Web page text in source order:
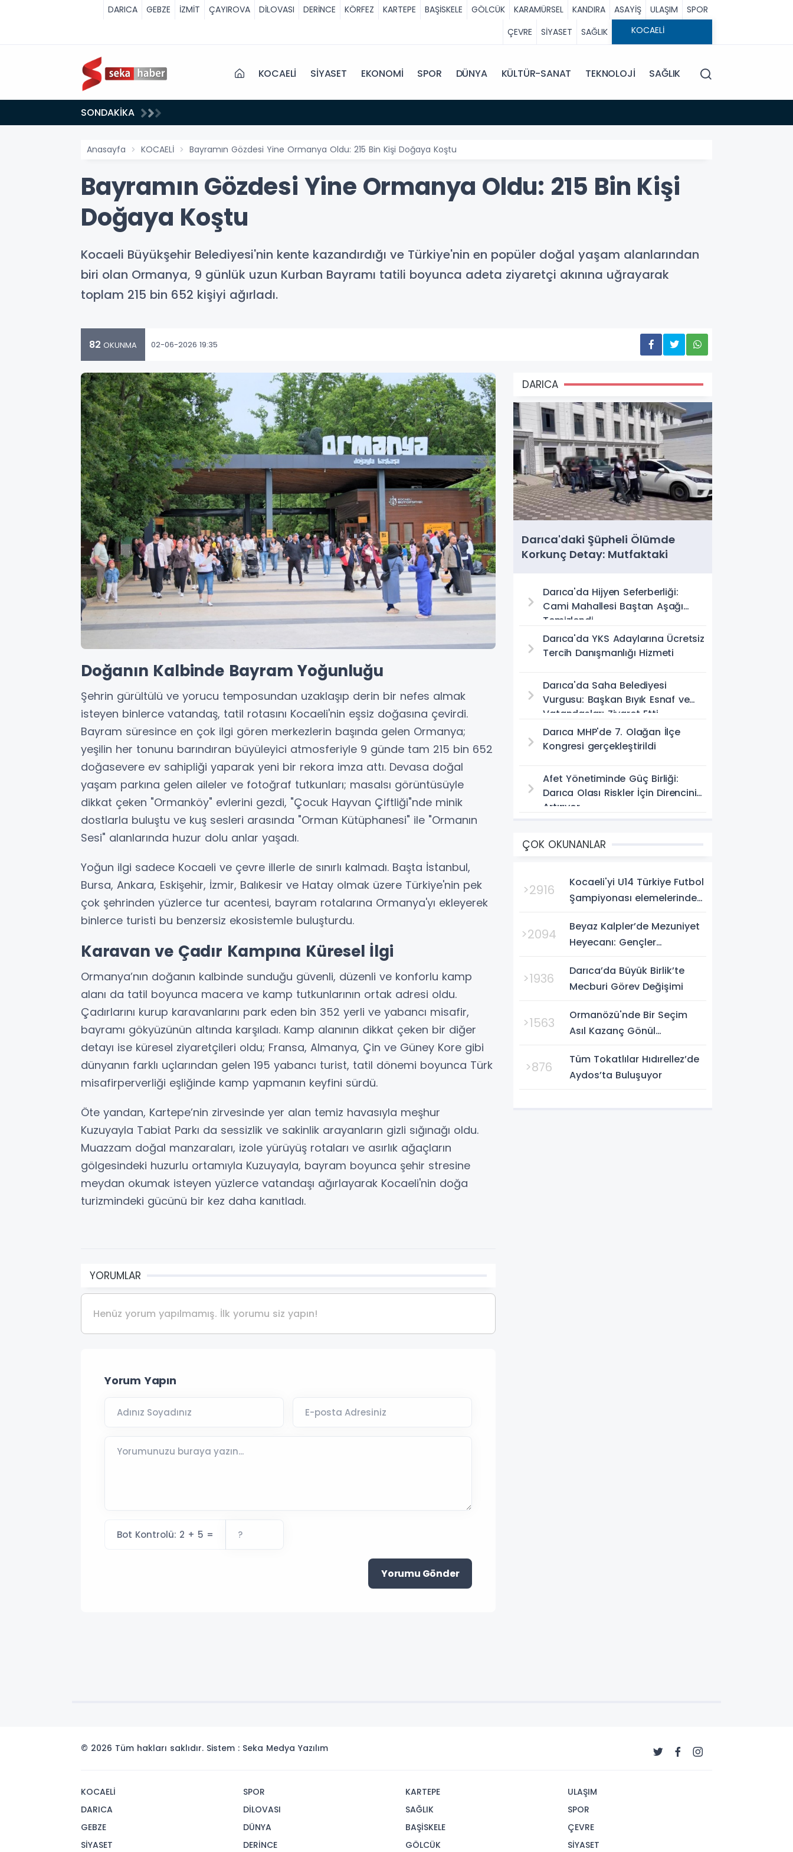
DARICA GEBZE İZMİT ÇAYIROVA DİLOVASI DERİNCE KÖRFEZ KARTEPE BAŞİSKELE GÖLCÜK KARAMÜRSEL KANDIRA ASAYİŞ ULAŞIM
SPOR
ÇEVRE
SİYASET SAĞLIK
KOCAELİ SİYASET EKONOMİ SPOR DÜNYA KÜLTÜR-SANAT TEKNOLOJİ SAĞLIK
SONDAKİKA
Anasayfa KOCAELİ Bayramın Gözdesi Yine Ormanya Oldu: 215 Bin Kişi Doğaya Koştu
Bayramın Gözdesi Yine Ormanya Oldu: 215 Bin Kişi
Doğaya Koştu
Kocaeli Büyükşehir Belediyesi'nin kente kazandırdığı ve Türkiye'nin en popüler doğal yaşam alanlarından
biri olan Ormanya, 9 günlük uzun Kurban Bayramı tatili boyunca adeta ziyaretçi akınına uğrayarak
toplam 215 bin 652 kişiyi ağırladı.
82 OKUNMA 02-06-2026 19:35
Doğanın Kalbinde Bayram Yoğunluğu
Şehrin gürültülü ve yorucu temposundan uzaklaşıp derin bir nefes almak
isteyen binlerce vatandaş, tatil rotasını Kocaeli'nin eşsiz doğasına çevirdi.
Bayram süresince en çok ilgi gören merkezlerin başında gelen Ormanya;
yeşilin her tonunu barındıran büyüleyici atmosferiyle 9 günde tam 215 bin 652
doğasevere ev sahipliği yaparak yeni bir rekora imza attı. Devasa doğal
yaşam parkına gelen aileler ve fotoğraf tutkunları; masalsı görüntüsüyle
dikkat çeken "Ormanköy" evlerini gezdi, "Çocuk Hayvan Çiftliği"nde minik
dostlarla buluştu ve kuş sesleri arasında "Orman Kütüphanesi" ile "Ormanın
Sesi" alanlarında huzur dolu anlar yaşadı.
Yoğun ilgi sadece Kocaeli ve çevre illerle de sınırlı kalmadı. Başta İstanbul,
Bursa, Ankara, Eskişehir, İzmir, Balıkesir ve Hatay olmak üzere Türkiye'nin pek
çok şehrinden yüzlerce tur acentesi, bayram rotalarına Ormanya'yı ekleyerek
binlerce turisti bu benzersiz ekosistemle buluşturdu.
Karavan ve Çadır Kampına Küresel İlgi
Ormanya’nın doğanın kalbinde sunduğu güvenli, düzenli ve konforlu kamp
alanı da tatil boyunca macera ve kamp tutkunlarının ortak adresi oldu.
Çadırlarını kurup karavanlarını park eden bin 352 yerli ve yabancı misafir,
bayramı gökyüzünün altında karşıladı. Kamp alanının dikkat çeken bir diğer
detayı ise küresel ziyaretçileri oldu; Fransa, Almanya, Çin ve Güney Kore gibi
dünyanın farklı uçlarından gelen 195 yabancı turist, tatil dönemi boyunca Türk
misafirperverliği eşliğinde kamp yapmanın keyfini sürdü.
Öte yandan, Kartepe’nin zirvesinde yer alan temiz havasıyla meşhur
Kuzuyayla Tabiat Parkı da sessizlik ve sakinlik arayanların gizli sığınağı oldu.
Muazzam doğal manzaraları, izole yürüyüş rotaları ve asırlık ağaçların
gölgesindeki huzurlu ortamıyla Kuzuyayla, bayram boyunca şehir stresine
meydan okumak isteyen yüzlerce vatandaşı ağırlayarak Kocaeli'nin doğa
turizmindeki gücünü bir kez daha kanıtladı.
YORUMLAR
Henüz yorum yapılmamış. İlk yorumu siz yapın!
Yorum Yapın
Bot Kontrolü: 2 + 5 =
Yorumu Gönder
DARICA
Darıca'daki Şüpheli Ölümde
Korkunç Detay: Mutfaktaki
Darıca'da Hijyen Seferberliği:
Cami Mahallesi Baştan Aşağı
Temizlendi
Darıca'da YKS Adaylarına Ücretsiz
Tercih Danışmanlığı Hizmeti
Darıca'da Saha Belediyesi
Vurgusu: Başkan Bıyık Esnaf ve
Vatandaşları Ziyaret Etti
Darıca MHP'de 7. Olağan İlçe
Kongresi gerçekleştirildi
Afet Yönetiminde Güç Birliği:
Darıca Olası Riskler İçin Direncini
Artırıyor
ÇOK OKUNANLAR
>2916
Kocaeli'yi U14 Türkiye Futbol
Şampiyonası elemelerinde
Gençlerbirliği, Bursa'da
oynanan yarı final...
>2094
Beyaz Kalpler’de Mezuniyet
Heyecanı: Gençler
>1936
Darıca’da Büyük Birlik’te
Mecburi Görev Değişimi
>1563
Ormanözü'nde Bir Seçim
Asıl Kazanç Gönül
>876
Tüm Tokatlılar Hıdırellez’de
Aydos’ta Buluşuyor
© 2026 Tüm hakları saklıdır. Sistem : Seka Medya Yazılım
KOCAELİ
DARICA
GEBZE
SİYASET
SPOR
DİLOVASI
DÜNYA
DERİNCE
KARTEPE
SAĞLIK
BAŞİSKELE
GÖLCÜK
ULAŞIM
SPOR
ÇEVRE
SİYASET